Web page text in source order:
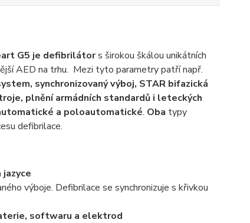
G5 je defibrilátors širokou škálou unikátních
AED na trhu. Mezi tyto parametry patří např.
synchronizovaný výboj, STAR bifazická
plnění armádních standardů i leteckých
a poloautomatické. Oba typy
defibrilace.
výboje. Defibrilace se synchronizuje s křivkou
softwaru a elektrod